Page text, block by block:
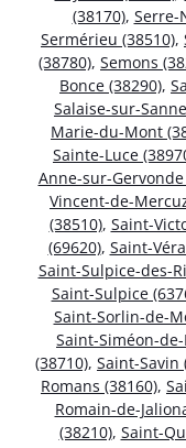
(38170), Serre-
Sermérieu (38510),
(38780), Semons
Bonce (38290),
Salaise-sur-
Marie-du-Mont
Sainte-Luce
Anne-sur-Gervonde
Vincent-de-
(38510), Saint-
(69620), Saint-
Saint-Sulpice-des-
Saint-Sulpice
Saint-Sorlin-de-
Saint-Siméon-
(38710), Saint-Savin
Romans (38160),
Romain-de-
(38210), Saint-